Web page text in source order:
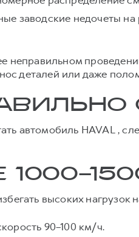
заводские недочеты на
неправильном
деталей или даже
автомобиль HAVAL ,
высоких нагрузок
90–100 км/ч.